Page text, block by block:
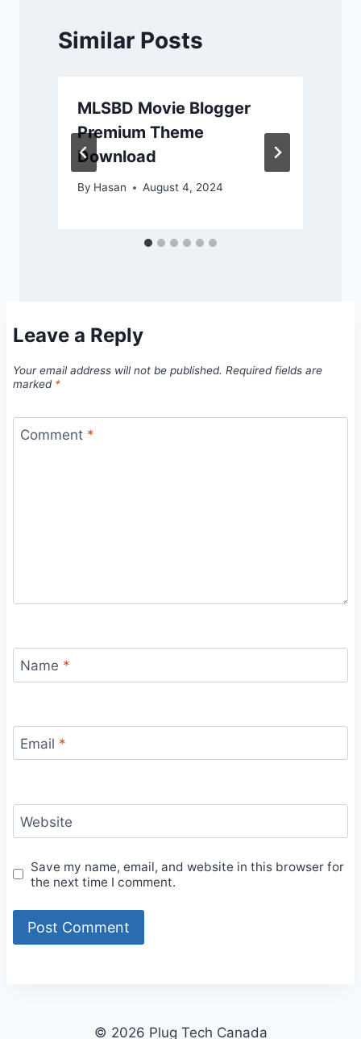
Similar Posts
MLSBD Movie Blogger
Premium Theme
Download
By Hasan August 4, 2024
Leave a Reply
Your email address will not be published. Required fields are
marked *
Comment *
Name *
Email *
Website
Save my name, email, and website in this browser for
the next time I comment.
© 2026 Plug Tech Canada